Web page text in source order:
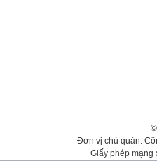
Đơn vị chủ quản:
Giấy phép mạng